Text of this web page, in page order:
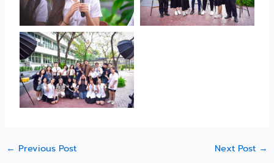
← Previous Post Next Post →